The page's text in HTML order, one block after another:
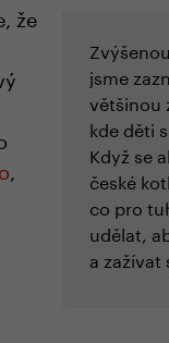
jsme
většinou
kde děti
Když se
české
co pro
udělat,
a zažívat
že